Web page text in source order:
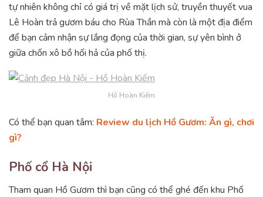
tự nhiên không chỉ có giá trị về mặt lịch sử, truyền thuyết vua
Lê Hoàn trả gươm báu cho Rùa Thần mà còn là một địa điểm
để bạn cảm nhận sự lắng đọng của thời gian, sự yên bình ở
giữa chốn xô bồ hối hả của phố thị.
Hồ Hoàn Kiếm
Có thể bạn quan tâm: Review du lịch Hồ Gươm: Ăn gì, chơi
gì?
Phố cổ Hà Nội
Tham quan Hồ Gươm thì bạn cũng có thể ghé đến khu Phố